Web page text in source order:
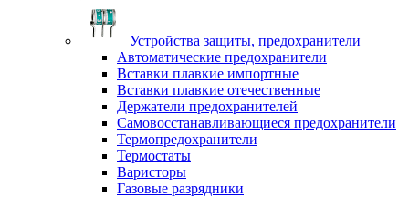
Устройства защиты, предохранители
Автоматические предохранители
Вставки плавкие импортные
Вставки плавкие отечественные
Держатели предохранителей
Самовосстанавливающиеся предохранители
Термопредохранители
Термостаты
Варисторы
Газовые разрядники